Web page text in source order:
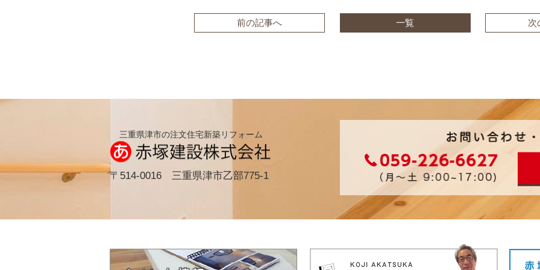
前の記事へ 一覧 次
三重県津市の注文住宅新築リフォーム
〒514-0016 三重県津市乙部775-1